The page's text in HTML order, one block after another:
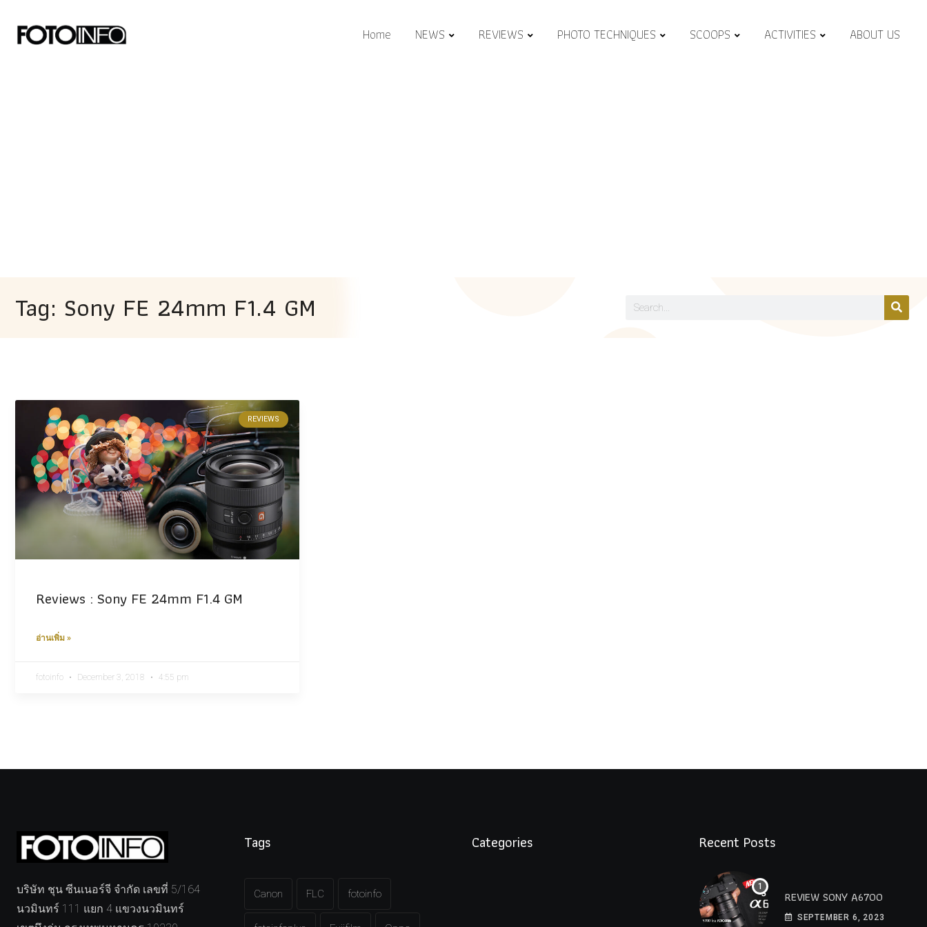
Home NEWS REVIEWS PHOTO TECHNIQUES SCOOPS ACTIVITIES ABOUT US
Tag: Sony FE 24mm F1.4 GM
REVIEWS
Reviews : Sony FE 24mm F1.4 GM
อ่านเพิ่ม »
fotoinfo December 3, 2018 4:55 pm
บริษัท ชุน ซีนเนอร์จี จำกัด เลขที่ 5/164
นวมินทร์ 111 แยก 4 แขวงนวมินทร์
Tags
Canon FLC fotoinfo
Categories Recent Posts
REVIEW SONY A6700
SEPTEMBER 6, 2023